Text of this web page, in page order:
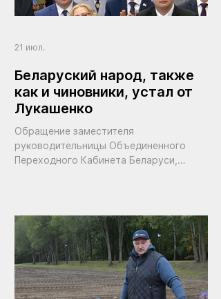
Беларуский народ, также
как и чиновники, устал от
Лукашенко
Обращение заместителя
руководительницы Объединенного
Переходного Кабинета Беларуси,
21 июл.